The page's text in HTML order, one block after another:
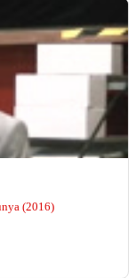
(2016)